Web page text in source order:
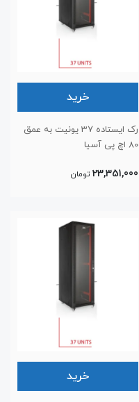
خرید
رک ایستاده 37 یونیت به عمق
80 اچ پی آسیا
23,351,000 تومان
خرید